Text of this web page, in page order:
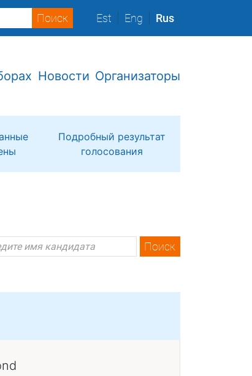
Est Eng Rus
Новости Организаторы
Подробный результат
голосования
Поиск